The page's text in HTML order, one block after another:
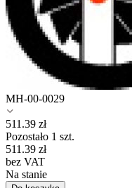
MH-00-0029
511.39 zł
Pozostało 1 szt.
511.39 zł
bez VAT
Na stanie